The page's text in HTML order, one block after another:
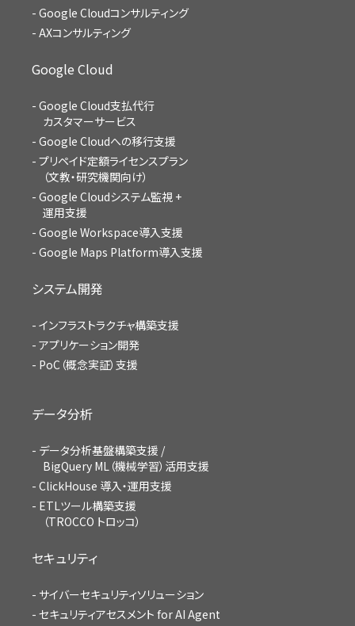
Google Cloudコンサルティング
AXコンサルティング
Google Cloud
Google Cloud支払代行
カスタマーサービス
Google Cloudへの移行支援
プリペイド定額ライセンスプラン
（文教・研究機関向け）
Google Cloudシステム監視 +
運用支援
Google Workspace導入支援
Google Maps Platform導入支援
システム開発
インフラストラクチャ構築支援
アプリケーション開発
PoC（概念実証）支援
データ分析
データ分析基盤構築支援 /
BigQuery ML（機械学習）活用支援
ClickHouse 導入・運用支援
ETLツール構築支援
（TROCCO トロッコ）
セキュリティ
サイバーセキュリティソリューション
セキュリティアセスメント for AI Agent